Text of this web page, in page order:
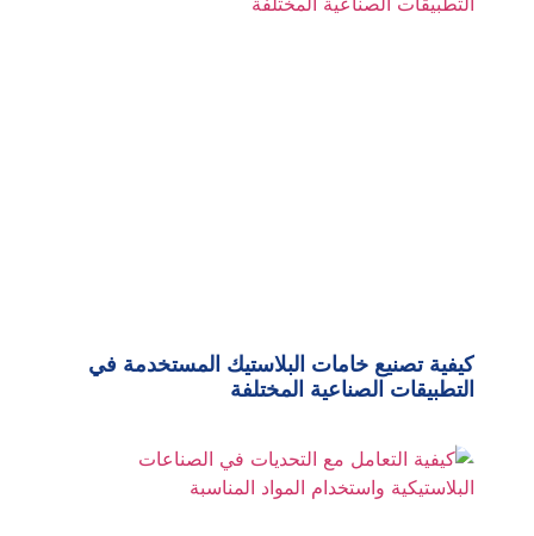
كيفية تصنيع خامات البلاستيك المستخدمة في
التطبيقات الصناعية المختلفة